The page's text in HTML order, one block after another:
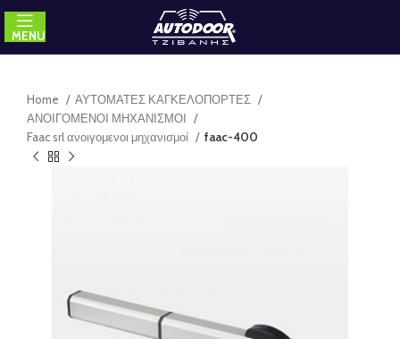
MENU
Home
ΑΥΤΟΜΑΤΕΣ ΚΑΓΚΕΛΟΠΟΡΤΕΣ
ΑΝΟΙΓΟΜΕΝΟΙ ΜΗΧΑΝΙΣΜΟΙ
Faac srl ανοιγομενοι μηχανισμοί
faac-400